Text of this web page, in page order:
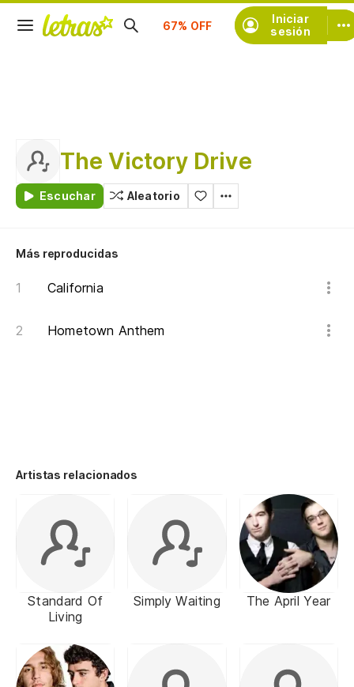
Iniciar
sesión
Suscríbete
The Victory Drive
Escuchar Aleatorio
Más reproducidas
California
Hometown Anthem
Artistas relacionados
Standard Of
Living
Simply Waiting The April Year